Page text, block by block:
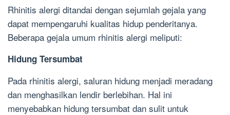
Rhinitis alergi ditandai dengan sejumlah gejala yang
dapat mempengaruhi kualitas hidup penderitanya.
Beberapa gejala umum rhinitis alergi meliputi:
Hidung Tersumbat
Pada rhinitis alergi, saluran hidung menjadi meradang
dan menghasilkan lendir berlebihan. Hal ini
menyebabkan hidung tersumbat dan sulit untuk